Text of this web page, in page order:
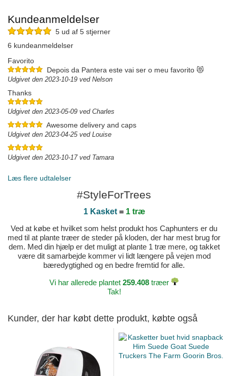
Kundeanmeldelser
5 ud af 5 stjerner
6 kundeanmeldelser
Favorito
Depois da Pantera este vai ser o meu favorito 😻
Udgivet den 2023-10-19 ved Nelson
Thanks
Udgivet den 2023-05-09 ved Charles
Awesome delivery and caps
Udgivet den 2023-04-25 ved Louise
Udgivet den 2023-10-17 ved Tamara
Læs flere udtalelser
#StyleForTrees
1 Kasket= 1 træ
Ved at købe et hvilket som helst produkt hos Caphunters er du
med til at plante træer de steder på kloden, der har mest brug for
dem. Med din hjælp er det muligt at plante 1 træ mere, og takket
være dit samarbejde kommer vi lidt længere på vejen mod
bæredygtighed og en bedre fremtid for alle.
Vi har allerede plantet 259.408 træer
Tak!
Kunder, der har købt dette produkt, købte også